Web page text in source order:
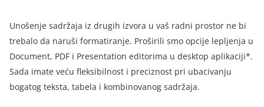
Unošenje sadržaja iz drugih izvora u vaš radni prostor ne bi
trebalo da naruši formatiranje. Proširili smo opcije lepljenja u
Document, PDF i Presentation editorima u desktop aplikaciji*.
Sada imate veću fleksibilnost i preciznost pri ubacivanju
bogatog teksta, tabela i kombinovanog sadržaja.